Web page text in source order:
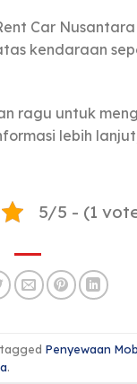
Car
kendaraan
ragu untuk
lebih
5/5 - (1
Penyewaan
.